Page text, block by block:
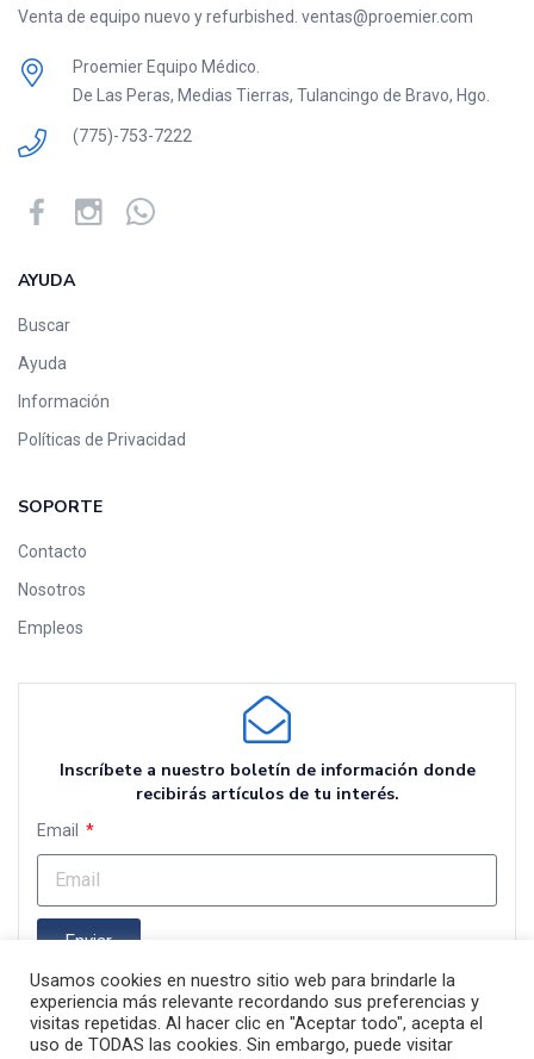
Venta de equipo nuevo y refurbished. ventas@proemier.com
Proemier Equipo Médico.
De Las Peras, Medias Tierras, Tulancingo de Bravo, Hgo.
(775)-753-7222
AYUDA
Buscar
Ayuda
Información
Políticas de Privacidad
SOPORTE
Contacto
Nosotros
Empleos
Inscríbete a nuestro boletín de información donde
recibirás artículos de tu interés.
Email
Enviar
Usamos cookies en nuestro sitio web para brindarle la
experiencia más relevante recordando sus preferencias y
visitas repetidas. Al hacer clic en "Aceptar todo", acepta el
uso de TODAS las cookies. Sin embargo, puede visitar